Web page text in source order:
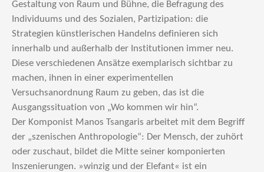
Gestaltung von Raum und Bühne, die Befragung des
Individuums und des Sozialen, Partizipation: die
Strategien künstlerischen Handelns definieren sich
innerhalb und außerhalb der Institutionen immer neu.
Diese verschiedenen Ansätze exemplarisch sichtbar zu
machen, ihnen in einer experimentellen
Versuchsanordnung Raum zu geben, das ist die
Ausgangssituation von „Wo kommen wir hin“.
Der Komponist Manos Tsangaris arbeitet mit dem Begriff
der „szenischen Anthropologie“: Der Mensch, der zuhört
oder zuschaut, bildet die Mitte seiner komponierten
Inszenierungen. »winzig und der Elefant« ist ein